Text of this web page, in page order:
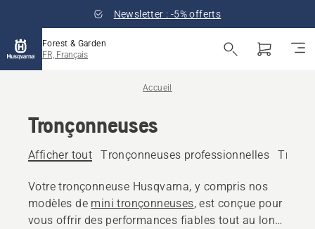
Newsletter : -5% offerts
Forest & Garden
FR, Français
Accueil
Tronçonneuses
Afficher tout Tronçonneuses professionnelles
Votre tronçonneuse Husqvarna, y compris nos
modèles de mini tronçonneuses, est conçue pour
vous offrir des performances fiables tout au long